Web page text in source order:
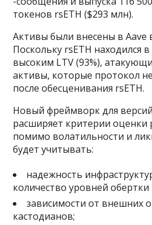
токенов rsETH ($293 млн).
Активы были внесены в Aave
Поскольку rsETH находился
высоким LTV (93%),
активы, которые протокол
после обесценивания rsETH.
Новый фреймворк для
расширяет критерии оценки
помимо волатильности и
будет учитывать:
надежность
количество уровней обертки
зависимости от внешних
кастодианов;